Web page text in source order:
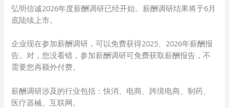
弘明信诚2026年度薪酬调研已经开始。薪酬调研结果将于6月
底陆续上市。
企业现在参加薪酬调研，可以免费获得2025、2026年薪酬报
告。对，您没看错，参加薪酬调研可免费获取薪酬报告，不
需要您再额外付费。
薪酬调研涉及的行业包括：快消、电商、跨境电商、制药、
医疗器械、互联网。